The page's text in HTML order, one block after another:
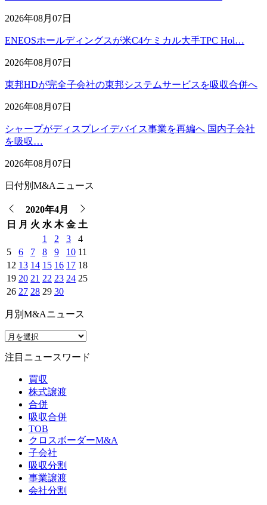
2026年08月07日
ENEOSホールディングスが米C4ケミカル大手TPC Hol…
2026年08月07日
東邦HDが完全子会社の東邦システムサービスを吸収合併へ
2026年08月07日
シャープがディスプレイデバイス事業を再編へ 国内子会社
を吸収…
2026年08月07日
日付別M&Aニュース
2020年4月
日 月 火 水 木 金 土
1
2 3
4
5
6 7 8 9 10 11
12 13 14 15 16 17 18
19 20 21 22 23 24 25
26 27 28 29 30
月別M&Aニュース
注目ニュースワード
買収
株式譲渡
合併
吸収合併
TOB
クロスボーダーM&A
子会社
吸収分割
事業譲渡
会社分割